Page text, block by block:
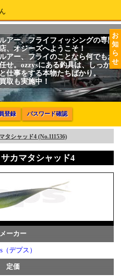
お
知
ら
せ
ルアー、フライフィッシングの専門
店、オジーズへようこそ！
ルアー、フライのことなら何でもお
せ。ozzysにある釣具は、しっかり
と仕事をする本物たちばかり。
買取も実施中！
登録 パスワード確認
タシャッド4 (No.111536)
カマタシャッド4
メーカー
（デプス）
定価